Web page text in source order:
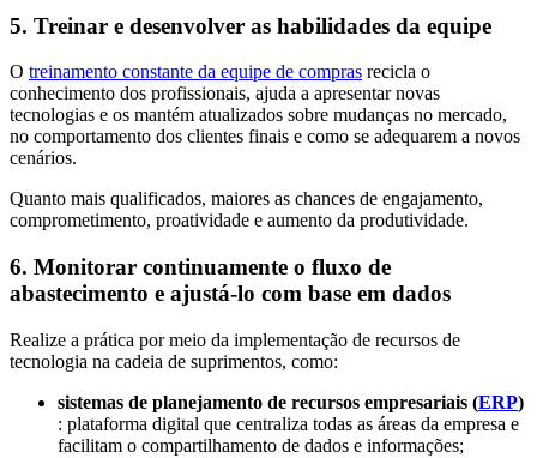
5. Treinar e desenvolver as habilidades da equipe
O treinamento constante da equipe de compras recicla o
conhecimento dos profissionais, ajuda a apresentar novas
tecnologias e os mantém atualizados sobre mudanças no mercado,
no comportamento dos clientes finais e como se adequarem a novos
cenários.
Quanto mais qualificados, maiores as chances de engajamento,
comprometimento, proatividade e aumento da produtividade.
6. Monitorar continuamente o fluxo de
abastecimento e ajustá-lo com base em dados
Realize a prática por meio da implementação de recursos de
tecnologia na cadeia de suprimentos, como:
sistemas de planejamento de recursos empresariais (ERP)
: plataforma digital que centraliza todas as áreas da empresa e
facilitam o compartilhamento de dados e informações;